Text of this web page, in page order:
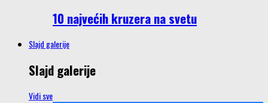
10 najvećih kruzera na svetu
Slajd galerije
Slajd galerije
Vidi sve